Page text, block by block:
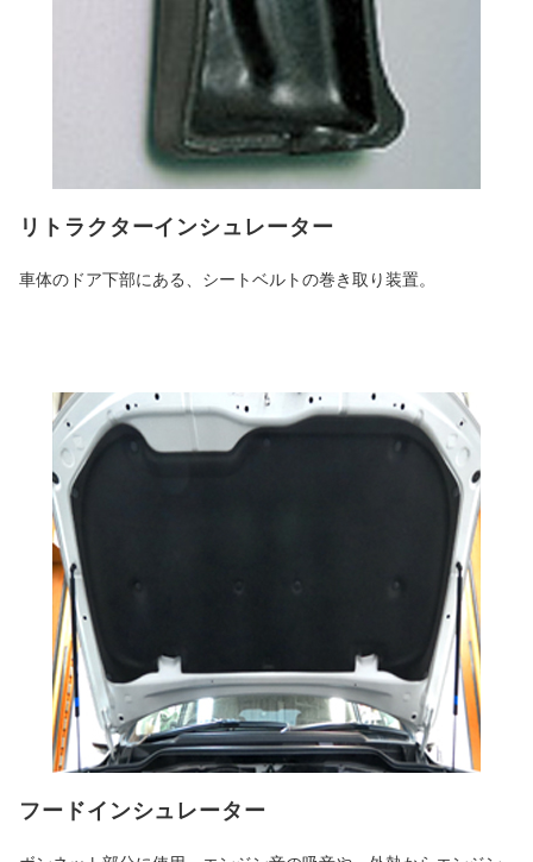
リトラクターインシュレーター
車体のドア下部にある、シートベルトの巻き取り装置。
フードインシュレーター